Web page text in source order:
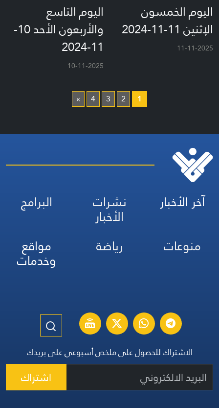
اليوم الخمسون
الإثنين 11-11-2024
11-11-2025
اليوم التاسع
والأربعون الأحد 10-
11-2024
10-11-2025
1
2
3
4
»
آخر الأخبار نشرات
الأخبار
البرامج
منوعات
رياضة مواقع
وخدمات
الاشتراك للحصول على ملخص أسبوعي على بريدك
اشتراك